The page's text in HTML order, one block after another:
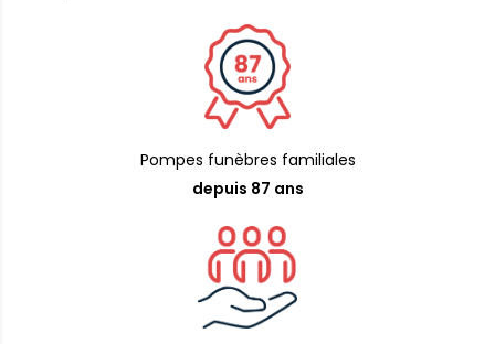
Pompes funèbres familiales
depuis 87 ans